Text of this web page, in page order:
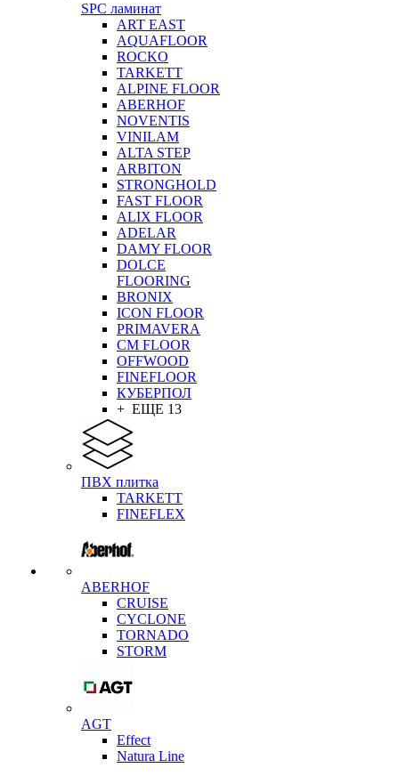
SPC ламинат
ART EAST
AQUAFLOOR
ROCKO
TARKETT
ALPINE FLOOR
ABERHOF
NOVENTIS
VINILAM
ALTA STEP
ARBITON
STRONGHOLD
FAST FLOOR
ALIX FLOOR
ADELAR
DAMY FLOOR
DOLCE
FLOORING
BRONIX
ICON FLOOR
PRIMAVERA
CM FLOOR
OFFWOOD
FINEFLOOR
КУБЕРПОЛ
+ ЕЩЕ 13
ПВХ плитка
TARKETT
FINEFLEX
ABERHOF
CRUISE
CYCLONE
TORNADO
STORM
AGT
Effect
Natura Line